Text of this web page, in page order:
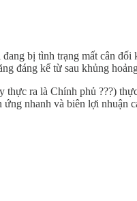
bị tình trạng mất cân
đáng kể từ sau khủng
thực ra là Chính phủ ???)
nhanh và biên lợi nhuận